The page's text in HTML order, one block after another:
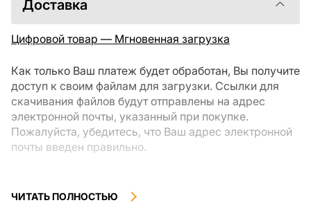
Доставка
Цифровой товар — Мгновенная загрузка
Как только Ваш платеж будет обработан, Вы получите
доступ к своим файлам для загрузки. Ссылки для
скачивания файлов будут отправлены на адрес
электронной почты, указанный при покупке.
Пожалуйста, убедитесь, что Ваш адрес электронной
почты введен правильно.
загрузки, не подлежат возврату или обмену после их
ЧИТАТЬ ПОЛНОСТЬЮ